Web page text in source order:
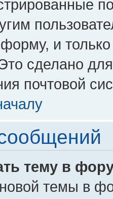
и
сделано
почтовой
тему в
темы в